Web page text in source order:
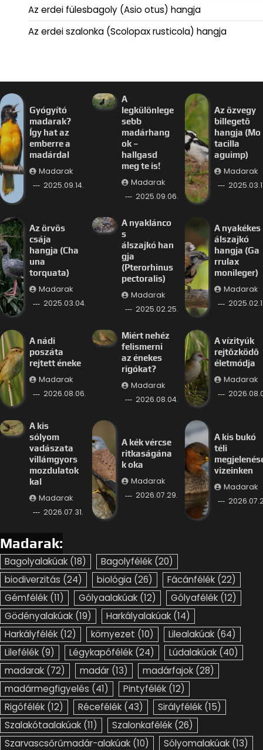
Az erdei fülesbagoly (Asio otus) hangja
Az erdei szalonka (Scolopax rusticola) hangja
Gyógyító
madarak?
Így hat az
emberre a
madárdal
Madarak
2025.09.14.
A
legkülönlege
sebb
madárhang
ok –
hallgasd
meg te is!
Madarak
2025.09.06.
Az özvegy
billegető
hangja (Mo
tacilla
aguimp)
Madarak
Az örvös
csája
hangja (Cha
una
torquata)
Madarak
2025.03.04.
A nyaklánco
s
álszajkó han
gja
(Pterorhinus
pectoralis)
Madarak
2025.02.25.
A nyakékes
álszajkó
hangja (Ga
rrulax
monileger)
Madarak
A nádi
poszáta
rejtett éneke
Madarak
2026.08.06.
Miért nehéz
felismerni
az énekes
rigókat?
Madarak
2026.08.04.
A vízityúk
rejtőzködő
életmódja
Madarak
A kis
sólyom
vadászata
villámgyors
mozdulatok
kal
Madarak
2026.07.31.
A kék vércse
ritkaságána
k oka
Madarak
2026.07.29.
A kis bukó
téli
vizeinken
Madarak
Madarak:
Bagolyalakúak (18) Bagolyfélék (20)
biodiverzitás (24) biológia (26) Fácánfélék (22)
Gémfélék (11) Gólyaalakúak (12) Gólyafélék (12)
Gödényalakúak (19) Harkályalakúak (14)
Harkályfélék (12) környezet (10) Lilealakúak (64)
Lilefélék (9) Légykapófélék (24) Lúdalakúak (40)
madarak (72) madár (13) madárfajok (28)
madármegfigyelés (41) Pintyfélék (12)
Rigófélék (12) Récefélék (43) Sirályfélék (15)
Szalakótaalakúak (11) Szalonkafélék (26)
Szarvascsőrűmadár-alakúak (10) Sólyomalakúak (13)